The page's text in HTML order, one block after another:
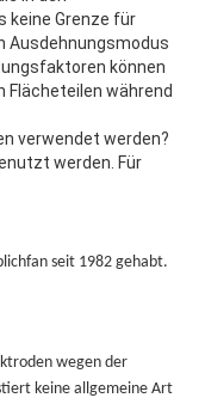
keine Grenze für
Ausdehnungsmodus
können
Flächeteilen während
verwendet werden?
werden. Für
seit 1982 gehabt.
wegen der
keine allgemeine Art